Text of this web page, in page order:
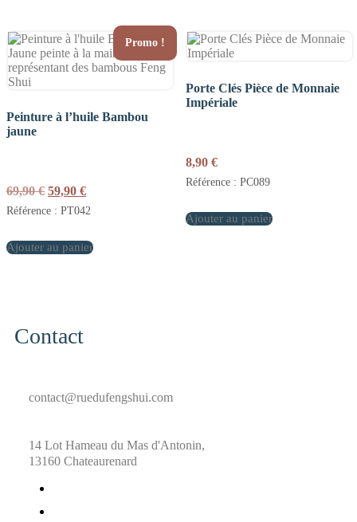
Promo !
Peinture à l’huile Bambou
jaune
69,90€ Le
prix
69,90 €.
59,90 €Le
prix
59,90 €.
Référence : PT042
Ajouter au panier
Porte Clés Pièce de Monnaie
Impériale
8,90 €
Référence : PC089
Ajouter au panier
Contact
contact@ruedufengshui.com
14 Lot Hameau du Mas d'Antonin,
13160 Chateaurenard